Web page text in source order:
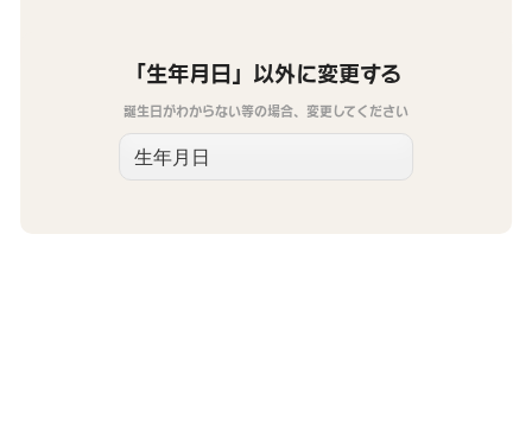
「生年月日」以外に変更する
誕生日がわからない等の場合、変更してください